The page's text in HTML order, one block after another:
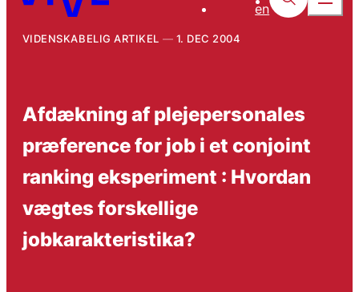
en
VIDENSKABELIG ARTIKEL 1. DEC 2004
Afdækning af plejepersonales
præference for job i et conjoint
ranking eksperiment : Hvordan
vægtes forskellige
jobkarakteristika?